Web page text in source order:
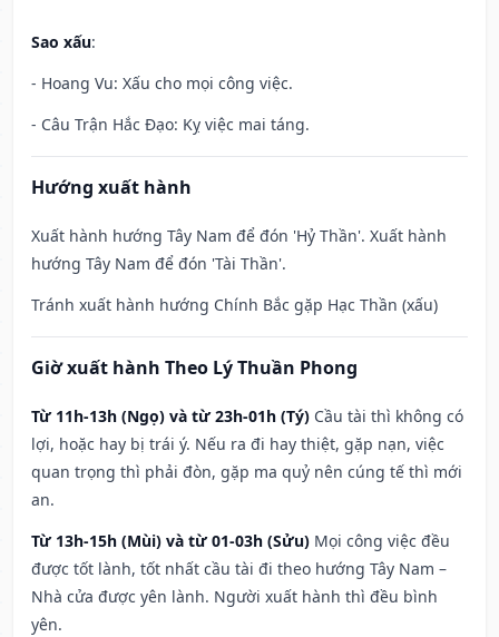
Sao xấu:
- Hoang Vu: Xấu cho mọi công việc.
- Câu Trận Hắc Đạo: Kỵ việc mai táng.
Hướng xuất hành
Xuất hành hướng Tây Nam để đón 'Hỷ Thần'. Xuất hành
hướng Tây Nam để đón 'Tài Thần'.
Tránh xuất hành hướng Chính Bắc gặp Hạc Thần (xấu)
Giờ xuất hành Theo Lý Thuần Phong
Từ 11h-13h (Ngọ) và từ 23h-01h (Tý) Cầu tài thì không có
lợi, hoặc hay bị trái ý. Nếu ra đi hay thiệt, gặp nạn, việc
quan trọng thì phải đòn, gặp ma quỷ nên cúng tế thì mới
an.
Từ 13h-15h (Mùi) và từ 01-03h (Sửu) Mọi công việc đều
được tốt lành, tốt nhất cầu tài đi theo hướng Tây Nam –
Nhà cửa được yên lành. Người xuất hành thì đều bình
yên.